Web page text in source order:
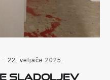
22. veljače 2025.
Sladoljev